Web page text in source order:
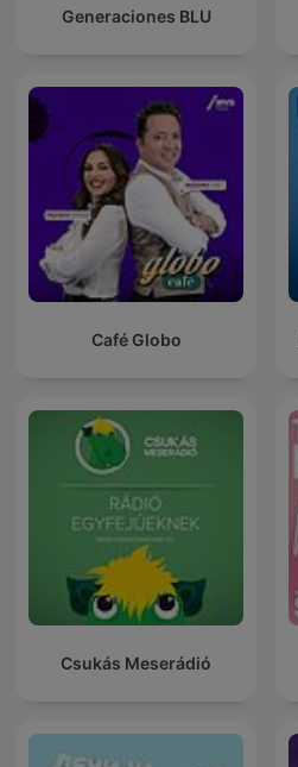
Generaciones BLU
Café Globo
Csukás Meserádió